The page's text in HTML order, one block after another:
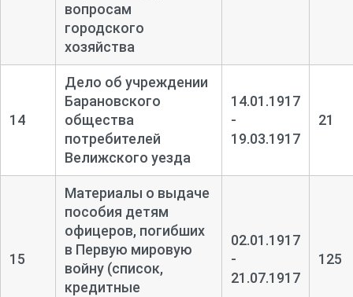
вопросам
городского
хозяйства
14
Дело об учреждении
Барановского
общества
потребителей
Велижского уезда
14.01.1917
-
19.03.1917
21
15
Материалы о выдаче
пособия детям
офицеров, погибших
в Первую мировую
войну (список,
кредитные
02.01.1917
-
21.07.1917
125